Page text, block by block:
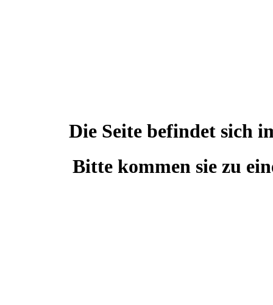
Die Seite befindet sich
Bitte kommen sie zu